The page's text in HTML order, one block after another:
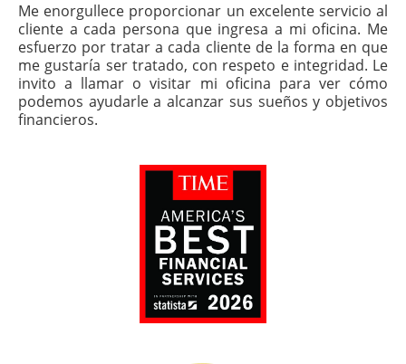
Me enorgullece proporcionar un excelente servicio al
cliente a cada persona que ingresa a mi oficina. Me
esfuerzo por tratar a cada cliente de la forma en que
me gustaría ser tratado, con respeto e integridad. Le
invito a llamar o visitar mi oficina para ver cómo
podemos ayudarle a alcanzar sus sueños y objetivos
financieros.